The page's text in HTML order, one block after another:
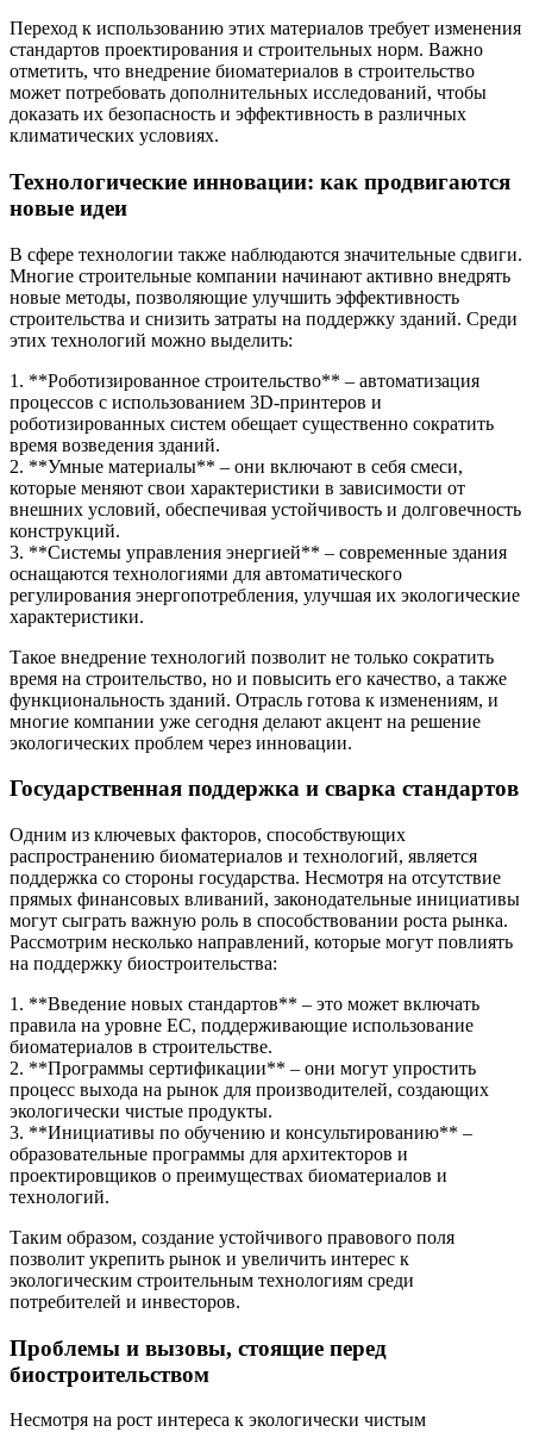
Переход к использованию этих материалов требует изменения
стандартов проектирования и строительных норм. Важно
отметить, что внедрение биоматериалов в строительство
может потребовать дополнительных исследований, чтобы
доказать их безопасность и эффективность в различных
климатических условиях.
Технологические инновации: как продвигаются
новые идеи
В сфере технологии также наблюдаются значительные сдвиги.
Многие строительные компании начинают активно внедрять
новые методы, позволяющие улучшить эффективность
строительства и снизить затраты на поддержку зданий. Среди
этих технологий можно выделить:
1. **Роботизированное строительство** – автоматизация
процессов с использованием 3D-принтеров и
роботизированных систем обещает существенно сократить
время возведения зданий.
2. **Умные материалы** – они включают в себя смеси,
которые меняют свои характеристики в зависимости от
внешних условий, обеспечивая устойчивость и долговечность
конструкций.
3. **Системы управления энергией** – современные здания
оснащаются технологиями для автоматического
регулирования энергопотребления, улучшая их экологические
характеристики.
Такое внедрение технологий позволит не только сократить
время на строительство, но и повысить его качество, а также
функциональность зданий. Отрасль готова к изменениям, и
многие компании уже сегодня делают акцент на решение
экологических проблем через инновации.
Государственная поддержка и сварка стандартов
Одним из ключевых факторов, способствующих
распространению биоматериалов и технологий, является
поддержка со стороны государства. Несмотря на отсутствие
прямых финансовых вливаний, законодательные инициативы
могут сыграть важную роль в способствовании роста рынка.
Рассмотрим несколько направлений, которые могут повлиять
на поддержку биостроительства:
1. **Введение новых стандартов** – это может включать
правила на уровне ЕС, поддерживающие использование
биоматериалов в строительстве.
2. **Программы сертификации** – они могут упростить
процесс выхода на рынок для производителей, создающих
экологически чистые продукты.
3. **Инициативы по обучению и консультированию** –
образовательные программы для архитекторов и
проектировщиков о преимуществах биоматериалов и
технологий.
Таким образом, создание устойчивого правового поля
позволит укрепить рынок и увеличить интерес к
экологическим строительным технологиям среди
потребителей и инвесторов.
Проблемы и вызовы, стоящие перед
биостроительством
Несмотря на рост интереса к экологически чистым